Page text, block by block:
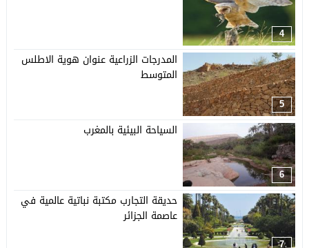
4
5
المدرجات الزراعية عنوان هوية الاطلس
المتوسط
6
السياحة البيئية بالمغرب
7
حديقة التجارب مكتبة نباتية عالمية في
عاصمة الجزائر